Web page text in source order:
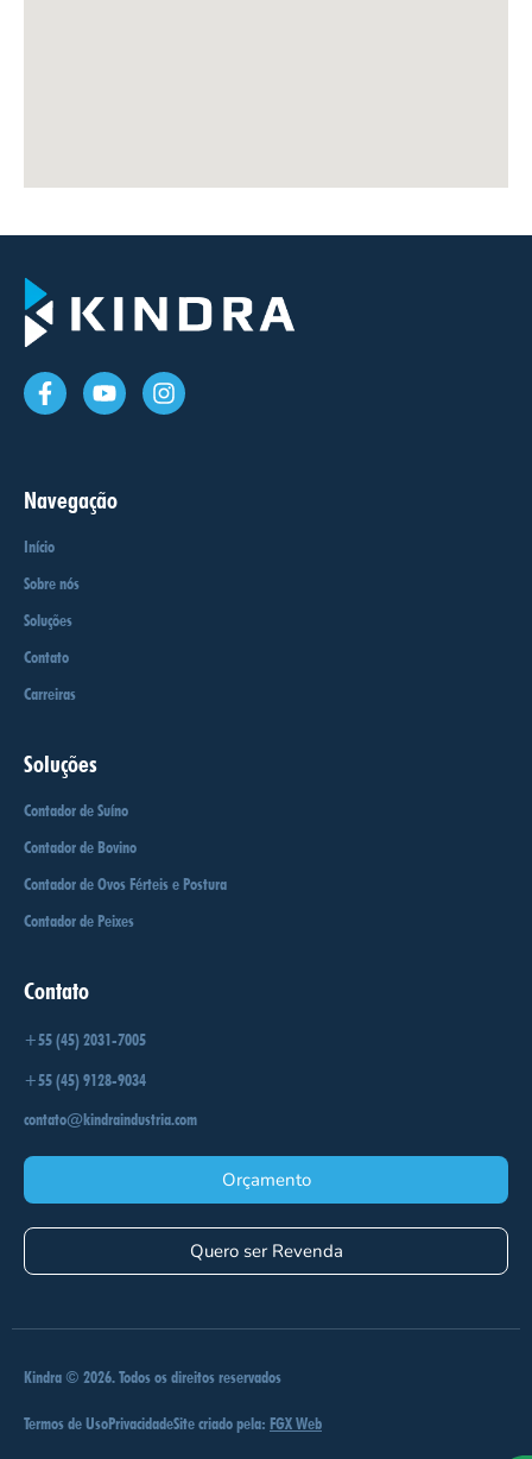
Navegação
Início
Sobre nós
Soluções
Contato
Carreiras
Soluções
Contador de Suíno
Contador de Bovino
Contador de Ovos Férteis e Postura
Contador de Peixes
Contato
+55 (45) 2031-7005
+55 (45) 9128-9034
contato@kindraindustria.com
Orçamento
Quero ser Revenda
Kindra © 2026. Todos os direitos reservados
Termos de UsoPrivacidadeSite criado pela: FGX Web